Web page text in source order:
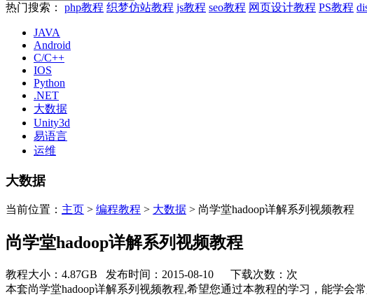
热门搜索： php教程 织梦仿站教程 js教程 seo教程 网页设计教程 PS教程
JAVA
Android
C/C++
IOS
Python
.NET
大数据
Unity3d
易语言
运维
大数据
当前位置： 主页 > 编程教程 > 大数据 > 尚学堂hadoop详解系列视频教程
尚学堂hadoop详解系列视频教程
教程大小：4.87GB 发布时间：2015-08-10 下载次数： 次
本套尚学堂hadoop详解系列视频教程,希望您通过本教程的学习，能学